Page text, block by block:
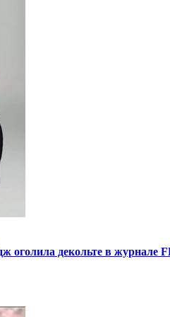
оголила декольте в журнале